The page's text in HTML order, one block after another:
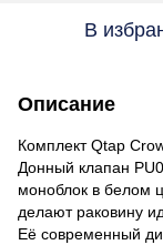
В
Описание
Комплект Qtap
Донный клапан
моноблок в белом
делают раковину
Её современный